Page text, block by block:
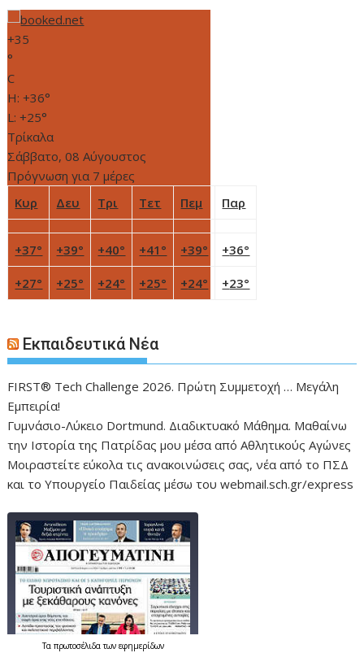
+35
°
C
H:+36°
L:+25°
Τρίκαλα
Σάββατο, 08 Αύγουστος
Πρόγνωση για 7 μέρες
Κυρ
Δευ Τρι Τετ Πεμ Παρ
+37° +39° +40° +41° +39° +36°
+27° +25° +24° +25° +24° +23°
Εκπαιδευτικά Νέα
FIRST® Tech Challenge 2026. Πρώτη Συμμετοχή … Μεγάλη
Εμπειρία!
Γυμνάσιο-Λύκειο Dortmund. Διαδικτυακό Μάθημα. Μαθαίνω
την Ιστορία της Πατρίδας μου μέσα από Αθλητικούς Αγώνες
Μοιραστείτε εύκολα τις ανακοινώσεις σας, νέα από το ΠΣΔ
και το Υπουργείο Παιδείας μέσω του webmail.sch.gr/express
Τα πρωτοσέλιδα των εφημερίδων